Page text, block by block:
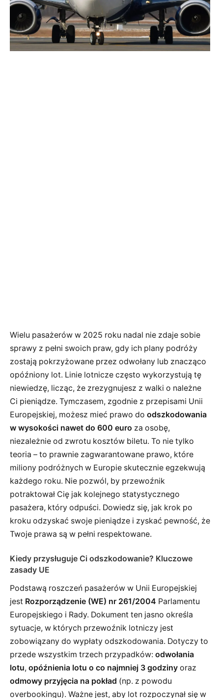
Wielu pasażerów w 2025 roku nadal nie zdaje sobie
sprawy z pełni swoich praw, gdy ich plany podróży
zostają pokrzyżowane przez odwołany lub znacząco
opóźniony lot. Linie lotnicze często wykorzystują tę
niewiedzę, licząc, że zrezygnujesz z walki o należne
Ci pieniądze. Tymczasem, zgodnie z przepisami Unii
Europejskiej, możesz mieć prawo do odszkodowania
w wysokości nawet do 600 euro za osobę,
niezależnie od zwrotu kosztów biletu. To nie tylko
teoria – to prawnie zagwarantowane prawo, które
miliony podróżnych w Europie skutecznie egzekwują
każdego roku. Nie pozwól, by przewoźnik
potraktował Cię jak kolejnego statystycznego
pasażera, który odpuści. Dowiedz się, jak krok po
kroku odzyskać swoje pieniądze i zyskać pewność, że
Twoje prawa są w pełni respektowane.
Kiedy przysługuje Ci odszkodowanie? Kluczowe
zasady UE
Podstawą roszczeń pasażerów w Unii Europejskiej
jest Rozporządzenie (WE) nr 261/2004 Parlamentu
Europejskiego i Rady. Dokument ten jasno określa
sytuacje, w których przewoźnik lotniczy jest
zobowiązany do wypłaty odszkodowania. Dotyczy to
przede wszystkim trzech przypadków: odwołania
lotu, opóźnienia lotu o co najmniej 3 godziny oraz
odmowy przyjęcia na pokład (np. z powodu
overbookingu). Ważne jest, aby lot rozpoczynał się w